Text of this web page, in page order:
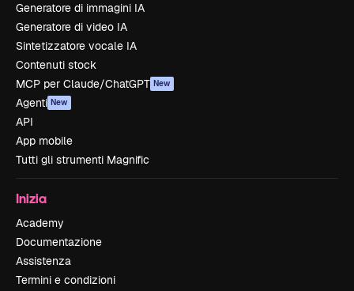
Generatore di immagini IA
Generatore di video IA
Sintetizzatore vocale IA
Contenuti stock
MCP per Claude/ChatGPT New
Agenti New
API
App mobile
Tutti gli strumenti Magnific
Inizia
Academy
Documentazione
Assistenza
Termini e condizioni